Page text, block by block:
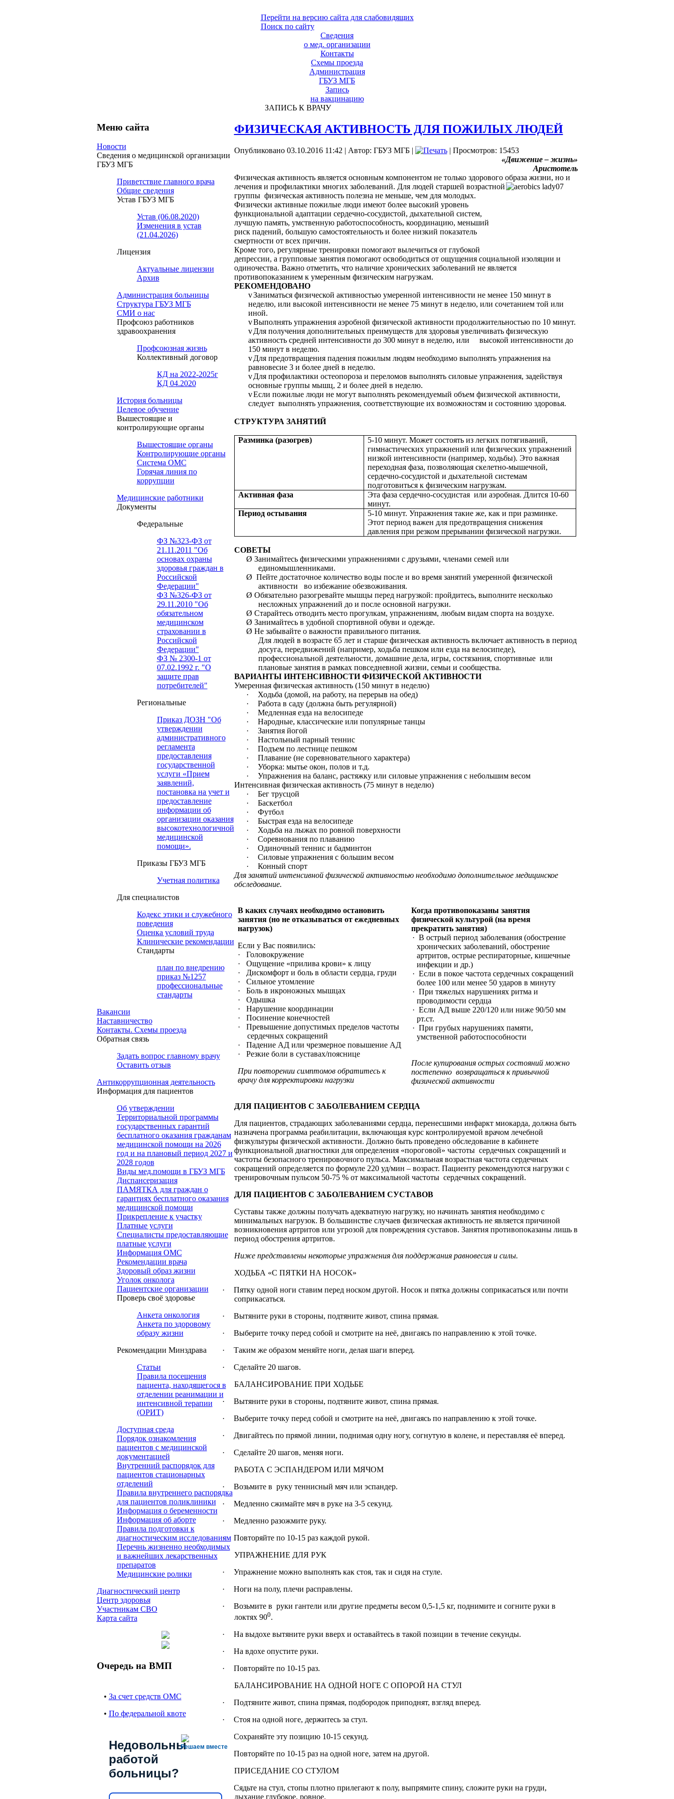
Перейти на версию сайта для слабовидящих
Поиск по сайту
Сведения
о мед. организации
Контакты
Схемы проезда
Администрация
ГБУЗ МГБ
Запись
на вакцинацию
ЗАПИСЬ К ВРАЧУ
Меню сайта
Новости
Сведения о медицинской организации
ГБУЗ МГБ
Приветствие главного врача
Общие сведения
Устав ГБУЗ МГБ
Устав (06.08.2020)
Изменения в устав
(21.04.2026)
Лицензия
Актуальные лицензии
Архив
Администрация больницы
Структура ГБУЗ МГБ
СМИ о нас
Профсоюз работников
здравоохранения
Профсоюзная жизнь
Коллективный договор
КД на 2022-2025г
КД 04.2020
История больницы
Целевое обучение
Вышестоящие и
контролирующие органы
Вышестоящие органы
Контролирующие органы
Система ОМС
Горячая линия по
коррупции
Медицинские работники
Документы
Федеральные
ФЗ №323-ФЗ от
21.11.2011 "Об
основах охраны
здоровья граждан в
Российской
Федерации"
ФЗ №326-ФЗ от
29.11.2010 "Об
обязательном
медицинском
страховании в
Российской
Федерации"
ФЗ № 2300-1 от
07.02.1992 г. "О
защите прав
потребителей"
Региональные
Приказ ДОЗН "Об
утверждении
административного
регламента
предоставления
государственной
услуги «Прием
заявлений,
постановка на учет и
предоставление
информации об
организации оказания
высокотехнологичной
медицинской
помощи».
Приказы ГБУЗ МГБ
Учетная политика
Для специалистов
Кодекс этики и служебного
поведения
Оценка условий труда
Клинические рекомендации
Cтандарты
план по внедрению
приказ №1257
профессиональные
стандарты
Вакансии
Наставничество
Контакты. Схемы проезда
Обратная связь
Задать вопрос главному врачу
Оставить отзыв
Антикоррупционная деятельность
Информация для пациентов
Об утверждении
Территориальной программы
государственных гарантий
бесплатного оказания гражданам
медицинской помощи на 2026
год и на плановый период 2027 и
2028 годов
Виды мед.помощи в ГБУЗ МГБ
Диспансеризация
ПАМЯТКА для граждан о
гарантиях бесплатного оказания
медицинской помощи
Прикрепление к участку
Платные услуги
Специалисты предоставляющие
платные услуги
Информация ОМС
Рекомендации врача
Здоровый образ жизни
Уголок онколога
Пациентские организации
Проверь своё здоровье
Анкета онкология
Анкета по здоровому
образу жизни
Рекомендации Минздрава
Статьи
Правила посещения
пациента, находящегося в
отделении реанимации и
интенсивной терапии
(ОРИТ)
Доступная среда
Порядок ознакомления
пациентов с медицинской
документацией
Внутренний распорядок для
пациентов стационарных
отделений
Правила внутреннего распорядка
для пациентов поликлиники
Информация о беременности
Информация об аборте
Правила подготовки к
диагностическим исследованиям
Перечнь жизненно необходимых
и важнейших лекарственных
препаратов
Медицинские ролики
Диагностический центр
Центр здоровья
Участникам СВО
Карта сайта
Очередь на ВМП
• За счет средств ОМС
• По федеральной квоте
Решаем вместе
Недовольны
работой
больницы?
ФИЗИЧЕСКАЯ АКТИВНОСТЬ ДЛЯ ПОЖИЛЫХ ЛЮДЕЙ
Опубликовано 03.10.2016 11:42 | Автор: ГБУЗ МГБ|
| Просмотров: 15453
«Движение – жизнь»
Аристотель
Физическая активность является основным компонентом не только здорового образа жизни, но и
лечения и профилактики многих заболеваний. Для людей старшей возрастной
группы физическая активность полезна не меньше, чем для молодых.
Физически активные пожилые люди имеют более высокий уровень
функциональной адаптации сердечно-сосудистой, дыхательной систем,
лучшую память, умственную работоспособность, координацию, меньший
риск падений, большую самостоятельность и более низкий показатель
смертности от всех причин.
Кроме того, регулярные тренировки помогают вылечиться от глубокой
депрессии, а групповые занятия помогают освободиться от ощущения социальной изоляции и
одиночества. Важно отметить, что наличие хронических заболеваний не является
противопоказанием к умеренным физическим нагрузкам.
РЕКОМЕНДОВАНО
vЗаниматься физической активностью умеренной интенсивности не менее 150 минут в
неделю, или высокой интенсивности не менее 75 минут в неделю, или сочетанием той или
иной.
vВыполнять упражнения аэробной физической активности продолжительностью по 10 минут.
vДля получения дополнительных преимуществ для здоровья увеличивать физическую
активность средней интенсивности до 300 минут в неделю, или высокой интенсивности до
150 минут в неделю.
vДля предотвращения падения пожилым людям необходимо выполнять упражнения на
равновесие 3 и более дней в неделю.
vДля профилактики остеопороза и переломов выполнять силовые упражнения, задействуя
основные группы мышц, 2 и более дней в неделю.
vЕсли пожилые люди не могут выполнять рекомендуемый объем физической активности,
следует выполнять упражнения, соответствующие их возможностям и состоянию здоровья.
СТРУКТУРА ЗАНЯТИЙ
Разминка (разогрев)
5-10 минут. Может состоять из легких потягиваний,
гимнастических упражнений или физических упражнений
низкой интенсивности (например, ходьбы). Это важная
переходная фаза, позволяющая скелетно-мышечной,
сердечно-сосудистой и дыхательной системам
подготовиться к физическим нагрузкам.
Активная фаза
Эта фаза сердечно-сосудистая или аэробная. Длится 10-60
минут.
Период остывания
5-10 минут. Упражнения такие же, как и при разминке.
Этот период важен для предотвращения снижения
давления при резком прерывании физической нагрузки.
СОВЕТЫ
Ø Занимайтесь физическими упражнениями с друзьями, членами семей или
единомышленниками.
Ø Пейте достаточное количество воды после и во время занятий умеренной физической
активности во избежание обезвоживания.
Ø Обязательно разогревайте мышцы перед нагрузкой: пройдитесь, выполните несколько
несложных упражнений до и после основной нагрузки.
Ø Старайтесь отводить место прогулкам, упражнениям, любым видам спорта на воздухе.
Ø Занимайтесь в удобной спортивной обуви и одежде.
Ø Не забывайте о важности правильного питания.
Для людей в возрасте 65 лет и старше физическая активность включает активность в период
досуга, передвижений (например, ходьба пешком или езда на велосипеде),
профессиональной деятельности, домашние дела, игры, состязания, спортивные или
плановые занятия в рамках повседневной жизни, семьи и сообщества.
ВАРИАНТЫ ИНТЕНСИВНОСТИ ФИЗИЧЕСКОЙ АКТИВНОСТИ
Умеренная физическая активность (150 минут в неделю)
·
Ходьба (домой, на работу, на перерыв на обед)
·
Работа в саду (должна быть регулярной)
·
Медленная езда на велосипеде
·
Народные, классические или популярные танцы
·
Занятия йогой
·
Настольный парный теннис
·
Подъем по лестнице пешком
·
Плавание (не соревновательного характера)
·
Уборка: мытье окон, полов и т.д.
·
Упражнения на баланс, растяжку или силовые упражнения с небольшим весом
Интенсивная физическая активность (75 минут в неделю)
·
Бег трусцой
·
Баскетбол
·
Футбол
·
Быстрая езда на велосипеде
·
Ходьба на лыжах по ровной поверхности
·
Соревнования по плаванию
·
Одиночный теннис и бадминтон
·
Силовые упражнения с большим весом
·
Конный спорт
Для занятий интенсивной физической активностью необходимо дополнительное медицинское
обследование.
В каких случаях необходимо остановить
занятия (но не отказываться от ежедневных
нагрузок)
Если у Вас появились:
·
Головокружение
·
Ощущение «прилива крови» к лицу
·
Дискомфорт и боль в области сердца, груди
·
Сильное утомление
·
Боль в икроножных мышцах
·
Одышка
·
Нарушение координации
·
Посинение конечностей
·
Превышение допустимых пределов частоты
сердечных сокращений
·
Падение АД или чрезмерное повышение АД
·
Резкие боли в суставах/пояснице
При повторении симптомов обратитесь к
врачу для корректировки нагрузки
Когда противопоказаны занятия
физической культурой (на время
прекратить занятия)
· В острый период заболевания (обострение
хронических заболеваний, обострение
артритов, острые респираторные, кишечные
инфекции и др.)
· Если в покое частота сердечных сокращений
более 100 или менее 50 ударов в минуту
· При тяжелых нарушениях ритма и
проводимости сердца
· Если АД выше 220/120 или ниже 90/50 мм
рт.ст.
· При грубых нарушениях памяти,
умственной работоспособности
После купирования острых состояний можно
постепенно возвращаться к привычной
физической активности
ДЛЯ ПАЦИЕНТОВ С ЗАБОЛЕВАНИЕМ СЕРДЦА
Для пациентов, страдающих заболеваниями сердца, перенесшими инфаркт миокарда, должна быть
назначена программа реабилитации, включающая курс контролируемой врачом лечебной
физкультуры физической активности. Должно быть проведено обследование в кабинете
функциональной диагностики для определения «пороговой» частоты сердечных сокращений и
частоты безопасного тренировочного пульса. Максимальная возрастная частота сердечных
сокращений определяется по формуле 220 уд/мин – возраст. Пациенту рекомендуются нагрузки с
тренировочным пульсом 50-75 % от максимальной частоты сердечных сокращений.
ДЛЯ ПАЦИЕНТОВ С ЗАБОЛЕВАНИЕМ СУСТАВОВ
Суставы также должны получать адекватную нагрузку, но начинать занятия необходимо с
минимальных нагрузок. В большинстве случаев физическая активность не является причиной
возникновения артритов или угрозой для повреждения суставов. Занятия противопоказаны лишь в
период обострения артритов.
Ниже представлены некоторые упражнения для поддержания равновесия и силы.
ХОДЬБА «С ПЯТКИ НА НОСОК»
·
Пятку одной ноги ставим перед носком другой. Носок и пятка должны соприкасаться или почти
соприкасаться.
·
Вытяните руки в стороны, подтяните живот, спина прямая.
·
Выберите точку перед собой и смотрите на неё, двигаясь по направлению к этой точке.
·
Таким же образом меняйте ноги, делая шаги вперед.
·
Сделайте 20 шагов.
БАЛАНСИРОВАНИЕ ПРИ ХОДЬБЕ
·
Вытяните руки в стороны, подтяните живот, спина прямая.
·
Выберите точку перед собой и смотрите на неё, двигаясь по направлению к этой точке.
·
Двигайтесь по прямой линии, поднимая одну ногу, согнутую в колене, и переставляя её вперед.
·
Сделайте 20 шагов, меняя ноги.
РАБОТА С ЭСПАНДЕРОМ ИЛИ МЯЧОМ
·
Возьмите в руку теннисный мяч или эспандер.
·
Медленно сжимайте мяч в руке на 3-5 секунд.
·
Медленно разожмите руку.
·
Повторяйте по 10-15 раз каждой рукой.
УПРАЖНЕНИЕ ДЛЯ РУК
·
Упражнение можно выполнять как стоя, так и сидя на стуле.
·
Ноги на полу, плечи расправлены.
·
Возьмите в руки гантели или другие предметы весом 0,5-1,5 кг, поднимите и согните руки в
локтях 900.
·
На выдохе вытяните руки вверх и оставайтесь в такой позиции в течение секунды.
·
На вдохе опустите руки.
·
Повторяйте по 10-15 раз.
БАЛАНСИРОВАНИЕ НА ОДНОЙ НОГЕ С ОПОРОЙ НА СТУЛ
·
Подтяните живот, спина прямая, подбородок приподнят, взгляд вперед.
·
Стоя на одной ноге, держитесь за стул.
Сохраняйте эту позицию 10-15 секунд.
Повторяйте по 10-15 раз на одной ноге, затем на другой.
ПРИСЕДАНИЕ СО СТУЛОМ
Сядьте на стул, стопы плотно прилегают к полу, выпрямите спину, сложите руки на груди,
дыхание глубокое, ровное.